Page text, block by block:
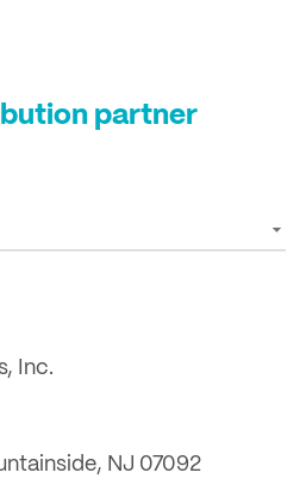
partner
Inc.
NJ 07092